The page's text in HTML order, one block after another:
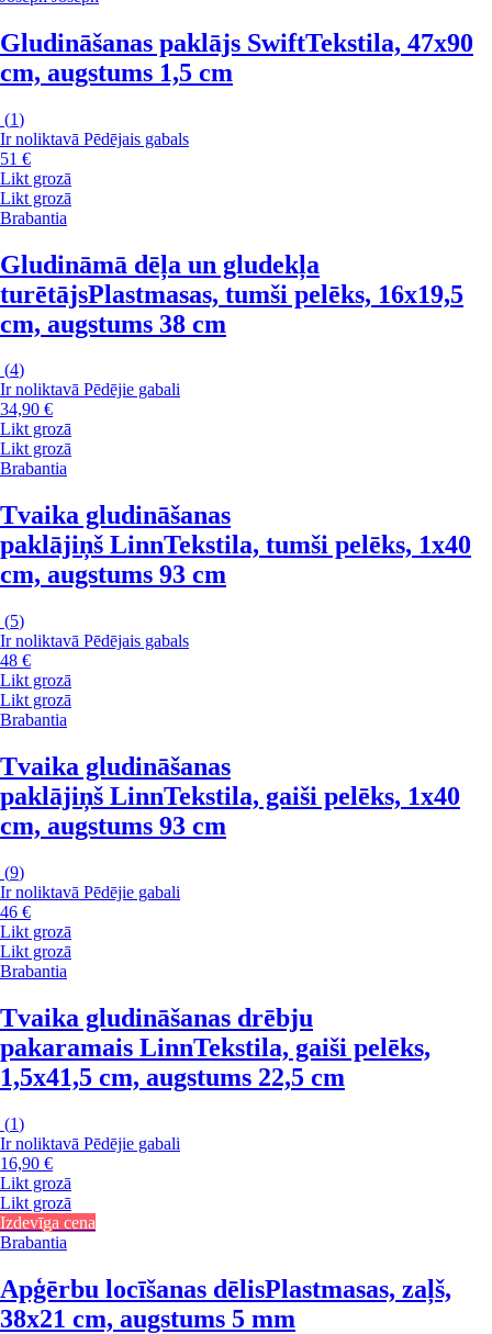
Gludināšanas paklājs SwiftTekstila, 47x90
cm, augstums 1,5 cm
(1)
Ir noliktavā Pēdējais gabals
51 €
Likt grozā
Likt grozā
Brabantia
Gludināmā dēļa un gludekļa
turētājsPlastmasas, tumši pelēks, 16x19,5
cm, augstums 38 cm
(4)
Ir noliktavā Pēdējie gabali
34,90 €
Likt grozā
Likt grozā
Brabantia
Tvaika gludināšanas
paklājiņš LinnTekstila, tumši pelēks, 1x40
cm, augstums 93 cm
(5)
Ir noliktavā Pēdējais gabals
48 €
Likt grozā
Likt grozā
Brabantia
Tvaika gludināšanas
paklājiņš LinnTekstila, gaiši pelēks, 1x40
cm, augstums 93 cm
(9)
Ir noliktavā Pēdējie gabali
46 €
Likt grozā
Likt grozā
Brabantia
Tvaika gludināšanas drēbju
pakaramais LinnTekstila, gaiši pelēks,
1,5x41,5 cm, augstums 22,5 cm
(1)
Ir noliktavā Pēdējie gabali
16,90 €
Likt grozā
Likt grozā
Izdevīga cena
Brabantia
Apģērbu locīšanas dēlisPlastmasas, zaļš,
38x21 cm, augstums 5 mm